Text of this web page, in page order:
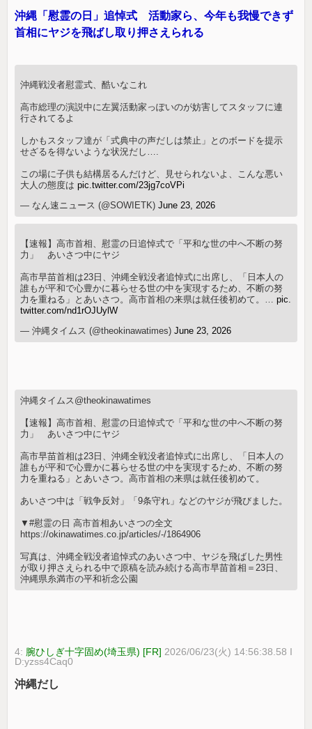
沖縄「慰霊の日」追悼式 活動家ら、今年も我慢できず
首相にヤジを飛ばし取り押さえられる
沖縄戦没者慰霊式、酷いなこれ
高市総理の演説中に左翼活動家っぽいのが妨害してスタッフに連
行されてるよ
しかもスタッフ達が「式典中の声だしは禁止」とのボードを提示
せざるを得ないような状況だし….
この場に子供も結構居るんだけど、見せられないよ、こんな悪い
大人の態度はpic.twitter.com/23jg7coVPi
— なん速ニュース (@SOWIETK)June 23, 2026
【速報】高市首相、慰霊の日追悼式で「平和な世の中へ不断の努
力」 あいさつ中にヤジ
高市早苗首相は23日、沖縄全戦没者追悼式に出席し、「日本人の
誰もが平和で心豊かに暮らせる世の中を実現するため、不断の努
力を重ねる」とあいさつ。高市首相の来県は就任後初めて。…pic.
twitter.com/nd1rOJUylW
— 沖縄タイムス (@theokinawatimes)June 23, 2026
沖縄タイムス@theokinawatimes
【速報】高市首相、慰霊の日追悼式で「平和な世の中へ不断の努
力」 あいさつ中にヤジ
高市早苗首相は23日、沖縄全戦没者追悼式に出席し、「日本人の
誰もが平和で心豊かに暮らせる世の中を実現するため、不断の努
力を重ねる」とあいさつ。高市首相の来県は就任後初めて。
あいさつ中は「戦争反対」「9条守れ」などのヤジが飛びました。
▼#慰霊の日 高市首相あいさつの全文
https://okinawatimes.co.jp/articles/-/1864906
写真は、沖縄全戦没者追悼式のあいさつ中、ヤジを飛ばした男性
が取り押さえられる中で原稿を読み続ける高市早苗首相＝23日、
沖縄県糸満市の平和祈念公園
4: 腕ひしぎ十字固め(埼玉県) [FR] 2026/06/23(火) 14:56:38.58 I
D:yzss4Caq0
沖縄だし